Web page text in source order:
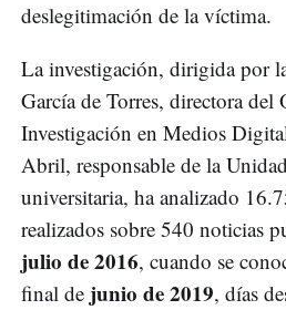
deslegitimación de la víctima.
La investigación, dirigida por
García de Torres, directora del
Investigación en Medios
Abril, responsable de la
universitaria, ha analizado
realizados sobre 540 noticias
julio de 2016, cuando se
final de junio de 2019, días